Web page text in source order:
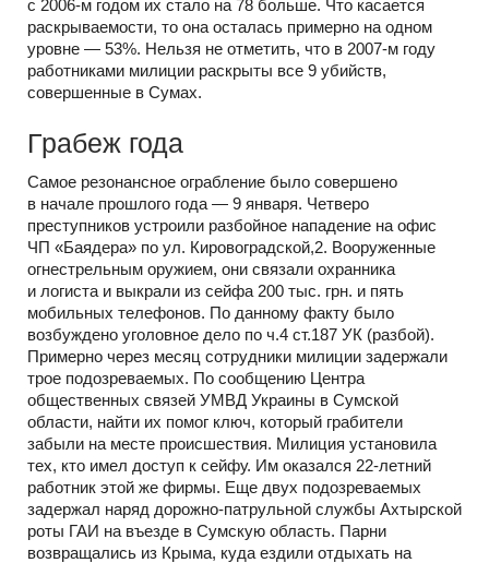
с 2006-м годом их стало на 78 больше. Что касается
раскрываемости, то она осталась примерно на одном
уровне — 53%. Нельзя не отметить, что в 2007-м году
работниками милиции раскрыты все 9 убийств,
совершенные в Сумах.
Грабеж года
Самое резонансное ограбление было совершено
в начале прошлого года — 9 января. Четверо
преступников устроили разбойное нападение на офис
ЧП «Баядера» по ул. Кировоградской,2. Вооруженные
огнестрельным оружием, они связали охранника
и логиста и выкрали из сейфа 200 тыс. грн. и пять
мобильных телефонов. По данному факту было
возбуждено уголовное дело по ч.4 ст.187 УК (разбой).
Примерно через месяц сотрудники милиции задержали
трое подозреваемых. По сообщению Центра
общественных связей УМВД Украины в Сумской
области, найти их помог ключ, который грабители
забыли на месте происшествия. Милиция установила
тех, кто имел доступ к сейфу. Им оказался 22-летний
работник этой же фирмы. Еще двух подозреваемых
задержал наряд дорожно-патрульной службы Ахтырской
роты ГАИ на въезде в Сумскую область. Парни
возвращались из Крыма, куда ездили отдыхать на